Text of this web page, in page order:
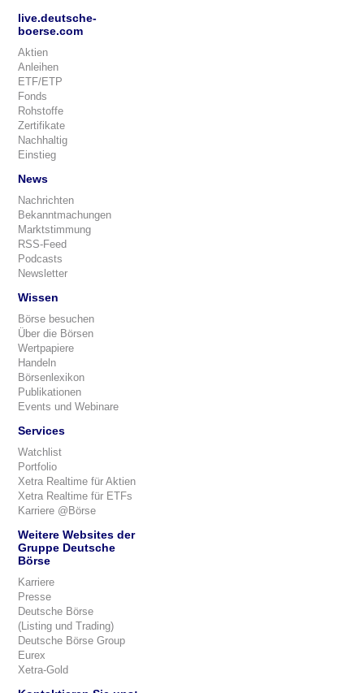
live.deutsche-
boerse.com
Aktien
Anleihen
ETF/ETP
Fonds
Rohstoffe
Zertifikate
Nachhaltig
Einstieg
News
Nachrichten
Bekanntmachungen
Marktstimmung
RSS-Feed
Podcasts
Newsletter
Wissen
Börse besuchen
Über die Börsen
Wertpapiere
Handeln
Börsenlexikon
Publikationen
Events und Webinare
Services
Watchlist
Portfolio
Xetra Realtime für Aktien
Xetra Realtime für ETFs
Karriere @Börse
Weitere Websites der
Gruppe Deutsche
Börse
Karriere
Presse
Deutsche Börse
(Listing und Trading)
Deutsche Börse Group
Eurex
Xetra-Gold